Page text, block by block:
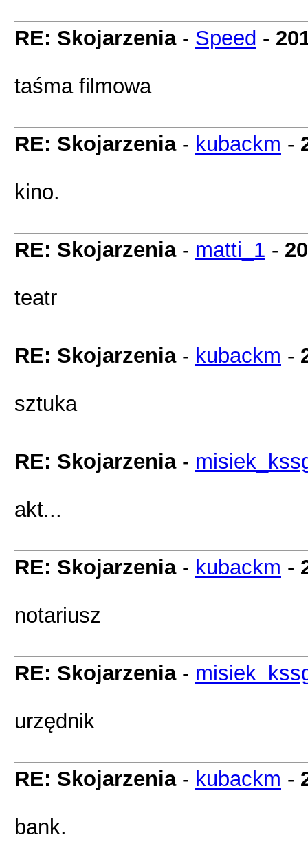
RE: Skojarzenia- Speed -
taśma filmowa
RE: Skojarzenia- kubackm -
kino.
RE: Skojarzenia- matti_1 -
teatr
RE: Skojarzenia- kubackm -
sztuka
RE: Skojarzenia-
akt...
RE: Skojarzenia- kubackm -
notariusz
RE: Skojarzenia-
urzędnik
RE: Skojarzenia- kubackm -
bank.